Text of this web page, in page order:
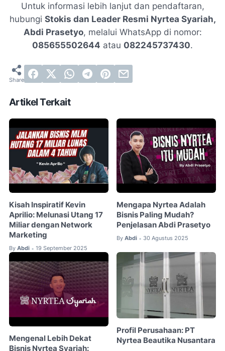
Untuk informasi lebih lanjut dan pendaftaran,
hubungi Stokis dan Leader Resmi Nyrtea Syariah,
Abdi Prasetyo, melalui WhatsApp di nomor:
085655502644 atau 082245737430.
Artikel Terkait
Kisah Inspiratif Kevin
Aprilio: Melunasi Utang 17
Miliar dengan Network
Marketing
By Abdi • 19 September 2025
Mengapa Nyrtea Adalah
Bisnis Paling Mudah?
Penjelasan Abdi Prasetyo
By Abdi • 30 Agustus 2025
Mengenal Lebih Dekat
Bisnis Nyrtea Syariah:
Profil Perusahaan: PT
Nyrtea Beautika Nusantara